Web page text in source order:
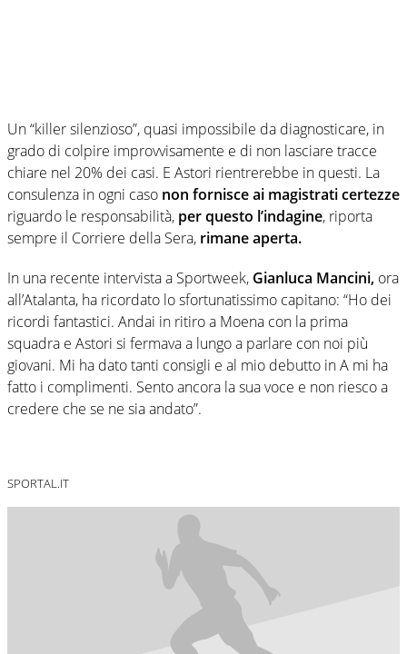
Un “killer silenzioso”, quasi impossibile da diagnosticare, in
grado di colpire improvvisamente e di non lasciare tracce
chiare nel 20% dei casi. E Astori rientrerebbe in questi. La
consulenza in ogni caso non fornisce ai magistrati certezze
riguardo le responsabilità, per questo l’indagine, riporta
sempre il Corriere della Sera, rimane aperta.
In una recente intervista a Sportweek, Gianluca Mancini, ora
all’Atalanta, ha ricordato lo sfortunatissimo capitano: “Ho dei
ricordi fantastici. Andai in ritiro a Moena con la prima
squadra e Astori si fermava a lungo a parlare con noi più
giovani. Mi ha dato tanti consigli e al mio debutto in A mi ha
fatto i complimenti. Sento ancora la sua voce e non riesco a
credere che se ne sia andato”.
SPORTAL.IT